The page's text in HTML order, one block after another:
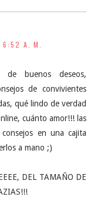
A. M.
de buenos deseos,
de convivientes
qué lindo de verdad
cuánto amor!!! las
en una cajita
a mano ;)
DEL TAMAÑO DE